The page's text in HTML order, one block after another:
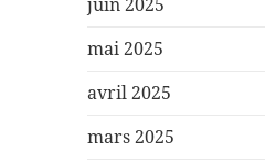
mai 2025
avril 2025
mars 2025